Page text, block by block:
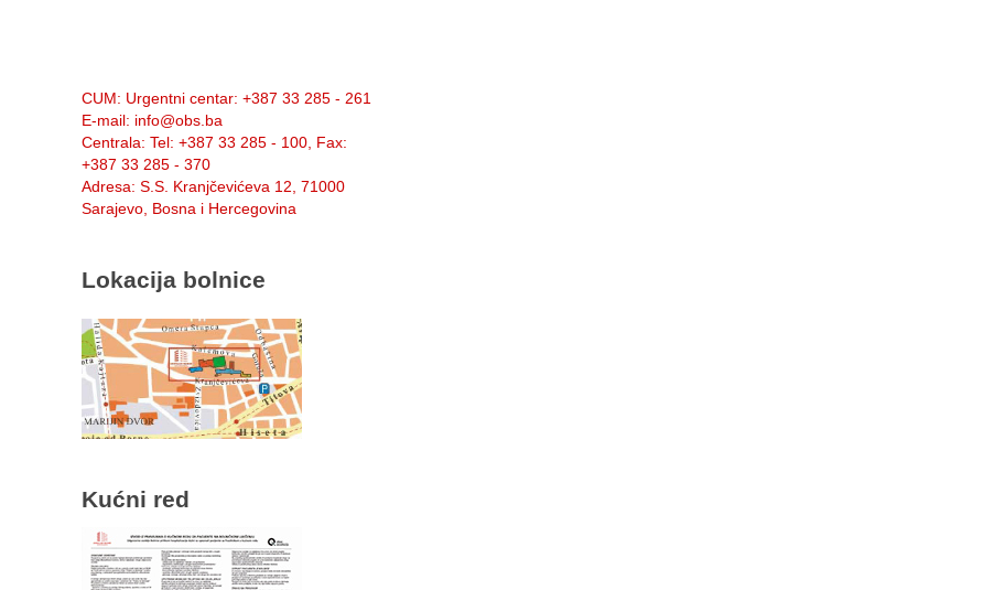
CUM: Urgentni centar: +387 33 285 - 261
E-mail: info@obs.ba
Centrala: Tel: +387 33 285 - 100, Fax:
+387 33 285 - 370
Adresa: S.S. Kranjčevićeva 12, 71000
Sarajevo, Bosna i Hercegovina
Lokacija bolnice
Kućni red